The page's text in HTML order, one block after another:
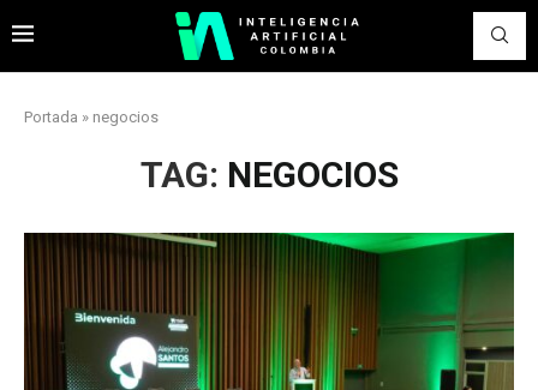
Portada » negocios
TAG: NEGOCIOS